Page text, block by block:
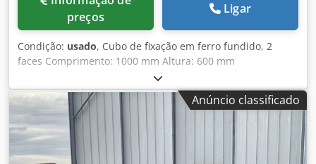
preços
Ligar
Condição: usado, Cubo de fixação em ferro fundido, 2
faces Comprimento: 1000 mm Altura: 600 mm
Profundidade: 800 mm Dimensões dos rasgos em T: 38 x
22 mm Peso: aprox. 600 kg Csdszmw S Iopfx Ai Seha
Anúncio classificado